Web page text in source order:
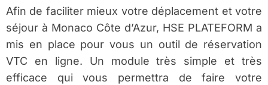
Afin de faciliter mieux votre déplacement et votre
séjour à Monaco Côte d’Azur, HSE PLATEFORM a
mis en place pour vous un outil de réservation
VTC en ligne. Un module très simple et très
efficace qui vous permettra de faire votre